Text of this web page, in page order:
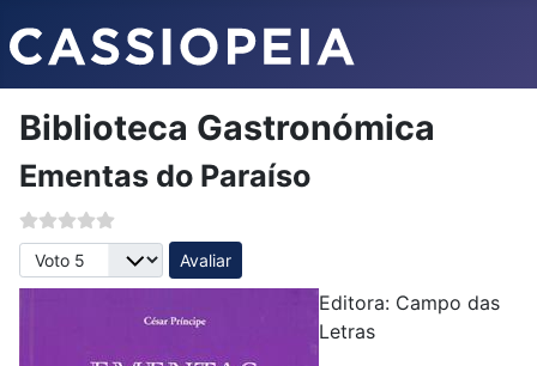
Biblioteca Gastronómica
Ementas do Paraíso
Avalie, por favor
Editora: Campo das
Letras